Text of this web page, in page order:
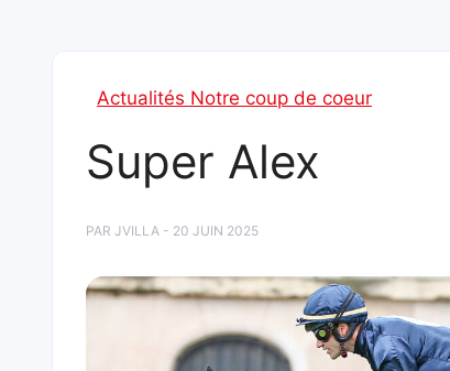
Actualités Notre coup de coeur
Super Alex
PAR JVILLA - 20 JUIN 2025